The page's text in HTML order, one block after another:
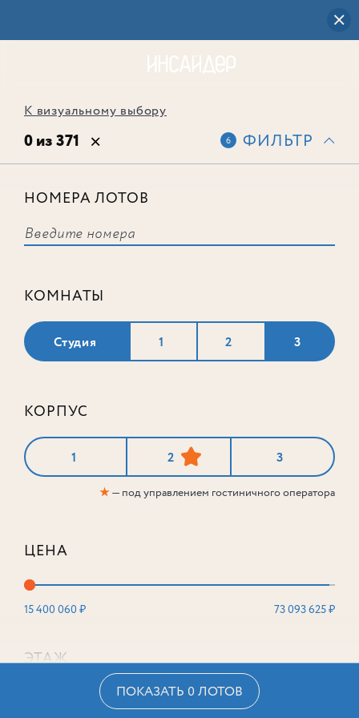
К визуальному выбору
0 из 371 6 ФИЛЬТР
НОМЕРА ЛОТОВ
КОМНАТЫ
Студия 1 2 3
КОРПУС
1 2 3
★— под управлением гостиничного оператора
ЦЕНА
15 400 060 ₽ 73 093 625 ₽
ЭТАЖ
ПОКАЗАТЬ 0 ЛОТОВ
соответствует ни одного лота